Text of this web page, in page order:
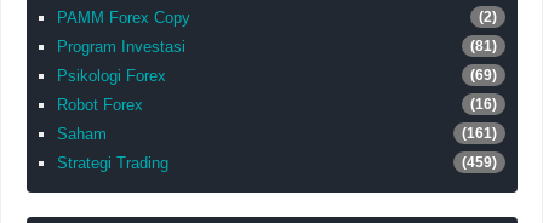
PAMM Forex Copy (2)
Program Investasi (81)
Psikologi Forex (69)
Robot Forex (16)
Saham (161)
Strategi Trading (459)